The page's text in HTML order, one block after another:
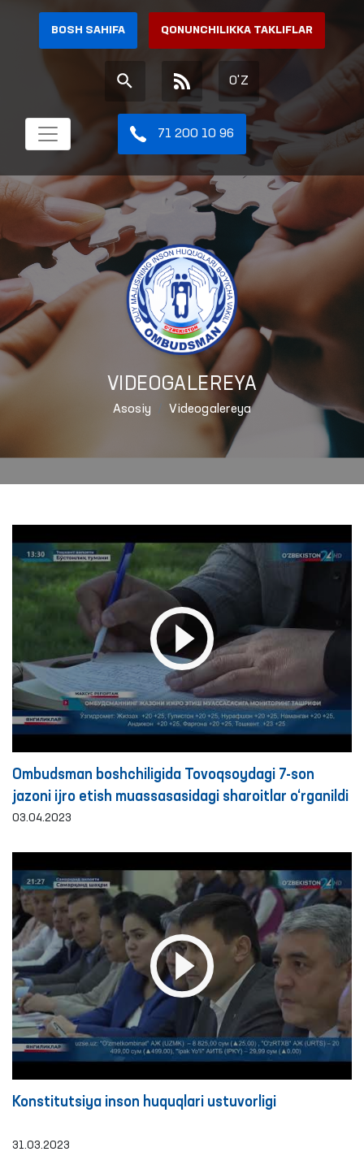
BOSH SAHIFA QONUNCHILIKKA TAKLIFLAR
O'Z
71 200 10 96
VIDEOGALEREYA
Asosiy Videogalereya
Ombudsman boshchiligida Tovoqsoydagi 7-son
jazoni ijro etish muassasasidagi sharoitlar o‘rganildi
03.04.2023
Konstitutsiya inson huquqlari ustuvorligi
31.03.2023